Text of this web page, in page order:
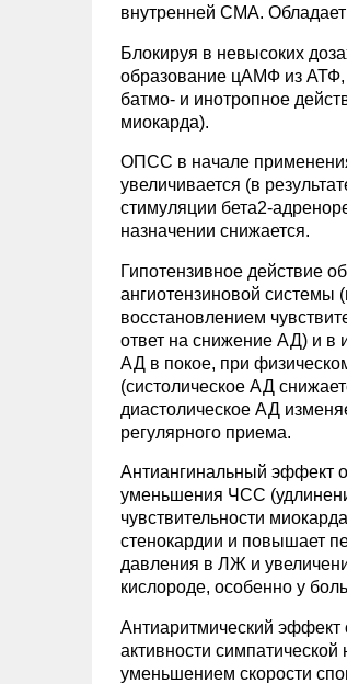
внутренней СМА.
Блокируя в невысоких
образование цАМФ из АТФ,
батмо- и инотропное
миокарда).
ОПСС в начале
увеличивается (в
стимуляции бета2-
назначении снижается.
Гипотензивное действие
ангиотензиновой системы
восстановлением
ответ на снижение АД) и в
АД в покое, при
(систолическое АД
диастолическое АД
регулярного приема.
Антиангинальный эффект
уменьшения ЧСС
чувствительности
стенокардии и повышает
давления в ЛЖ и
кислороде, особенно у
Антиаритмический
активности
уменьшением скорости